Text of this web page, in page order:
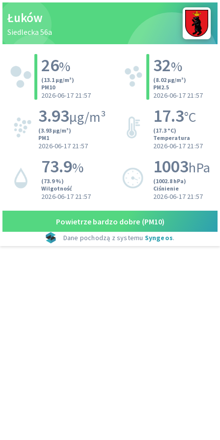
Łuków
Siedlecka 56a
26%
(13.1 µg/m³)
PM10
2026-06-17 21:57
32%
(8.02 µg/m³)
PM2.5
2026-06-17 21:57
3.93µg/m³
(3.93 µg/m³)
PM1
2026-06-17 21:57
17.3°C
(17.3 °C)
Temperatura
2026-06-17 21:57
73.9%
(73.9 %)
Wilgotność
2026-06-17 21:57
1003hPa
(1002.8 hPa)
Ciśnienie
2026-06-17 21:57
Powietrze bardzo dobre (PM10)
Dane pochodzą z systemu Syngeos.